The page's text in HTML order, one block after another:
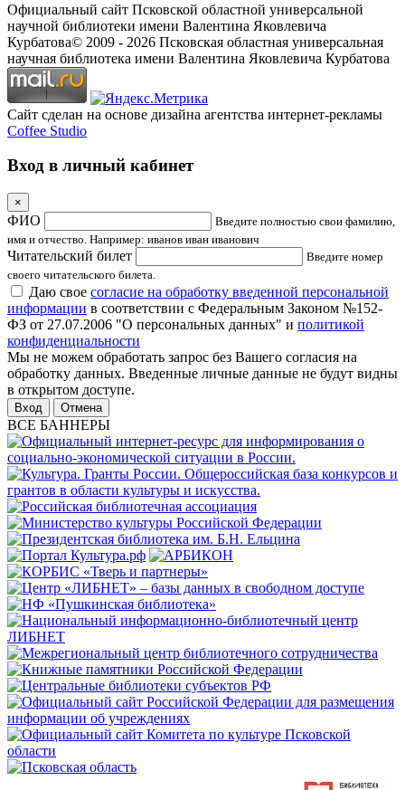
Официальный сайт Псковской областной универсальной
научной библиотеки имени Валентина Яковлевича
Курбатова© 2009 - 2026 Псковская областная универсальная
научная библиотека имени Валентина Яковлевича Курбатова
Сайт сделан на основе дизайна агентства интернет-рекламы
Coffee Studio
Вход в личный кабинет
×
ФИО
Введите полностью свои фамилию,
имя и отчество. Например: иванов иван иванович
Читательский билет
Введите номер
своего читательского билета.
Даю свое согласие на обработку введенной персональной
информации в соответствии с Федеральным Законом №152-
ФЗ от 27.07.2006 "О персональных данных" и политикой
конфиденциальности
Мы не можем обработать запрос без Вашего согласия на
обработку данных. Введенные личные данные не будут видны
в открытом доступе.
Отмена
ВСЕ БАННЕРЫ